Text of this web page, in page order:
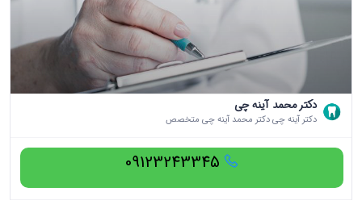
دکتر محمد آینه چی
دکتر آینه چی دکتر محمد آینه چی متخصص
09123243345